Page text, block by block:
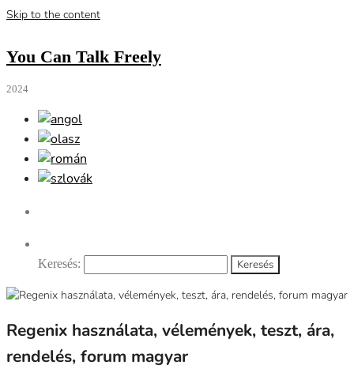
Skip to the content
You Can Talk Freely
2024
Keresés:
Regenix használata, vélemények, teszt, ára,
rendelés, forum magyar